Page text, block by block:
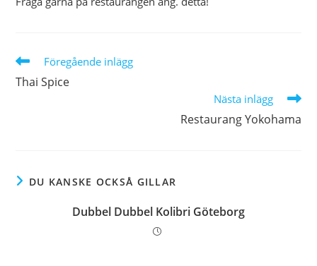
Läs
fler
artiklar
Föregående inlägg
Thai Spice
Nästa inlägg
Restaurang Yokohama
DU KANSKE OCKSÅ GILLAR
Dubbel Dubbel Kolibri Göteborg